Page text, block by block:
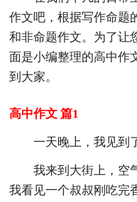
作文吧，根据写作命题
和非命题作文。为了让
面是小编整理的高中作
到大家。
高中作文 篇1
一天晚上，我见到
我来到大街上，空
我看见一个叔叔刚吃完